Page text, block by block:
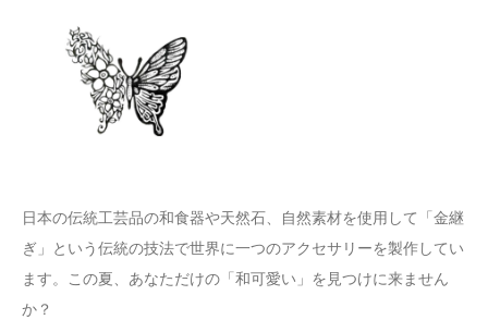
日本の伝統工芸品の和食器や天然石、自然素材を使用して「金継
ぎ」という伝統の技法で世界に一つのアクセサリーを製作してい
ます。この夏、あなただけの「和可愛い」を見つけに来ません
か？